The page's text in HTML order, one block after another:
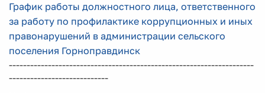
График работы должностного лица, ответственного
за работу по профилактике коррупционных и иных
правонарушений в администрации сельского
поселения Горноправдинск
---------------------------------------------------------------------
----------------------------